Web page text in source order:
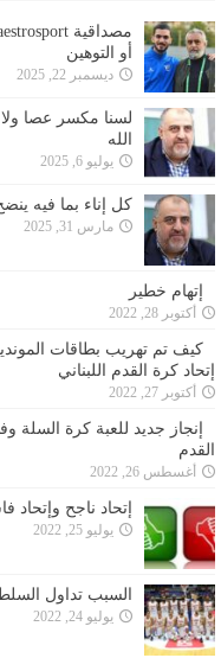
أو التوهين
ديسمبر 22, 2025
لسنا مكسر عصا
الله
يوليو 6, 2025
كل إناء بما فيه
مارس 31, 2025
إتهام خطير
أكتوبر 28, 2022
كيف تم تهريب بطاقات
إتحاد كرة القدم اللبناني
أكتوبر 27, 2022
إنجاز جديد للعبة كرة السلة
القدم
أغسطس 26, 2022
إتحاد ناجح وإتحاد
يوليو 25, 2022
السبب تداول
يوليو 24, 2022